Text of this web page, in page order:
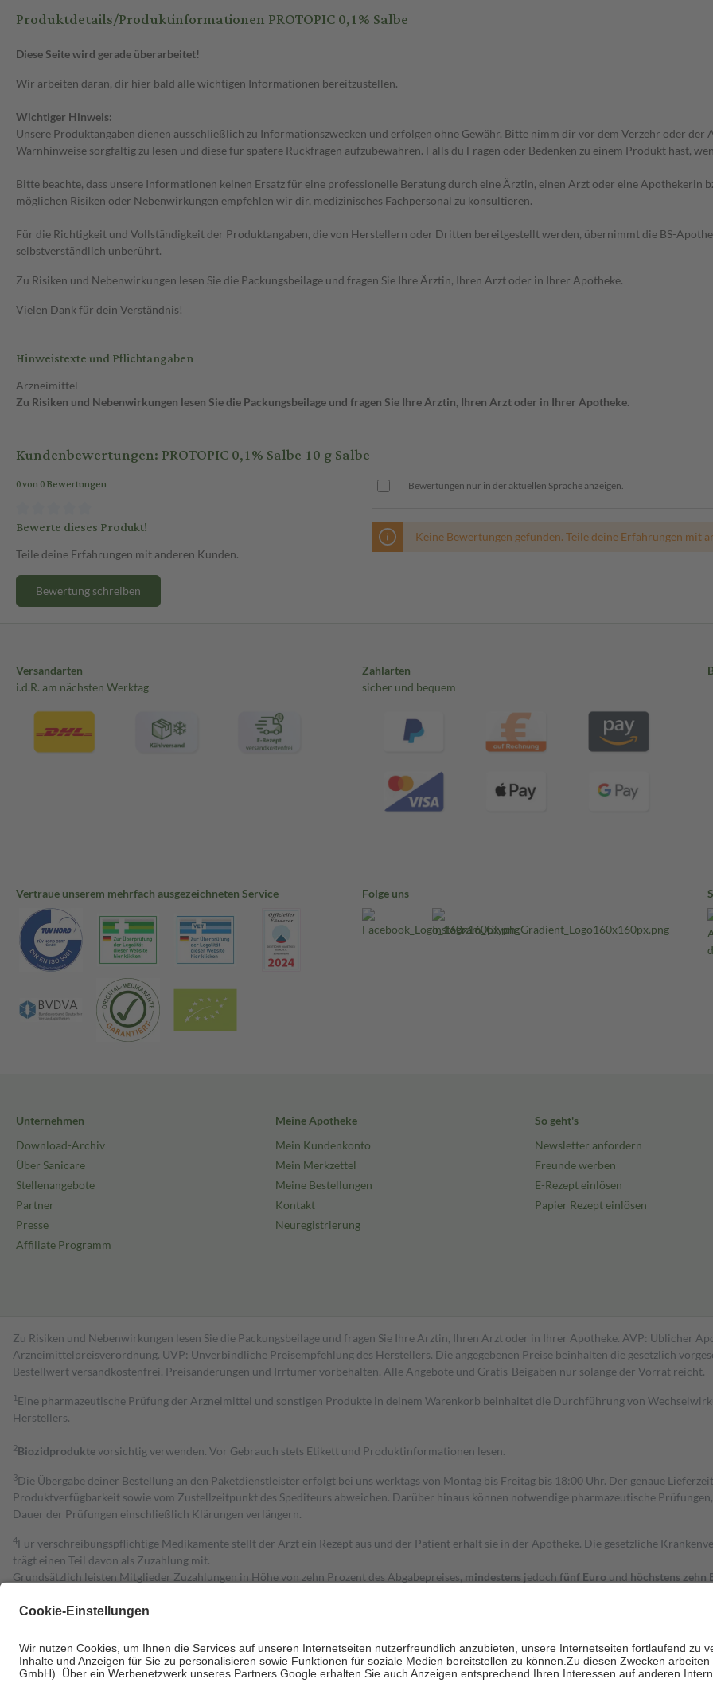
Produktdetails/Produktinformationen PROTOPIC 0,1% Salbe
Diese Seite wird gerade überarbeitet!
Wir arbeiten daran, dir hier bald alle wichtigen Informationen bereitzustellen.
Wichtiger Hinweis:
Unsere Produktangaben dienen ausschließlich zu Informationszwecken und erfolgen ohne Gewähr. Bitte nimm dir vor dem Verzehr oder
Warnhinweise sorgfältig zu lesen und diese für spätere Rückfragen aufzubewahren. Falls du Fragen oder Bedenken zu einem Produkt hast,
Bitte beachte, dass unsere Informationen keinen Ersatz für eine professionelle Beratung durch eine Ärztin, einen Arzt oder eine Apothekerin
möglichen Risiken oder Nebenwirkungen empfehlen wir dir, medizinisches Fachpersonal zu konsultieren.
Für die Richtigkeit und Vollständigkeit der Produktangaben, die von Herstellern oder Dritten bereitgestellt werden, übernimmt die BS-
selbstverständlich unberührt.
Zu Risiken und Nebenwirkungen lesen Sie die Packungsbeilage und fragen Sie Ihre Ärztin, Ihren Arzt oder in Ihrer Apotheke.
Vielen Dank für dein Verständnis!
Hinweistexte und Pflichtangaben
Arzneimittel
Zu Risiken und Nebenwirkungen lesen Sie die Packungsbeilage und fragen Sie Ihre Ärztin, Ihren Arzt oder in Ihrer Apotheke.
Kundenbewertungen: PROTOPIC 0,1% Salbe 10 g Salbe
0 von 0 Bewertungen
Bewerte dieses Produkt!
Teile deine Erfahrungen mit anderen Kunden.
Bewertung schreiben
Bewertungen nur in der aktuellen Sprache anzeigen.
Keine Bewertungen gefunden. Teile deine Erfahrungen mit
Versandarten
i.d.R. am nächsten Werktag
Zahlarten
sicher und bequem
Vertraue unserem mehrfach ausgezeichneten Service Folge uns
Unternehmen
Download-Archiv
Über Sanicare
Stellenangebote
Partner
Presse
Affiliate Programm
Meine Apotheke
Mein Kundenkonto
Mein Merkzettel
Meine Bestellungen
Kontakt
Neuregistrierung
So geht's
Newsletter anfordern
Freunde werben
E-Rezept einlösen
Papier Rezept einlösen
Zu Risiken und Nebenwirkungen lesen Sie die Packungsbeilage und fragen Sie Ihre Ärztin, Ihren Arzt oder in Ihrer Apotheke. AVP: Üblicher
Arzneimittelpreisverordnung. UVP: Unverbindliche Preisempfehlung des Herstellers. Die angegebenen Preise beinhalten die gesetzlich
Bestell­wert versand­kosten­frei. Preisänderungen und Irrtümer vorbehalten. Alle Angebote und Gratis-Beigaben nur solange der Vorrat reicht.
1 Eine pharmazeutische Prüfung der Arzneimittel und sonstigen Produkte in deinem Warenkorb beinhaltet die Durchführung von
Herstellers.
2Biozidproduktevorsichtig verwenden. Vor Gebrauch stets Etikett und Produktinformationen lesen.
3Die Übergabe deiner Bestellung an den Paketdienstleister erfolgt bei uns werktags von Montag bis Freitag bis 18:00 Uhr. Der genaue
Produktverfügbarkeit sowie vom Zustellzeitpunkt des Spediteurs abweichen. Darüber hinaus können notwendige pharmazeutische
Dauer der Prüfungen einschließlich Klärungen verlängern.
4Für verschreibungspflichtige Medikamente stellt der Arzt ein Rezept aus und der Patient erhält sie in der Apotheke. Die gesetzliche
trägt einen Teil davon als Zuzahlung mit.
Grundsätzlich leisten Mitglieder Zuzahlungen in Höhe von zehn Prozent des Abgabepreises, mindestens jedoch fünf Euro und höchstens zehn
Diese Regeln gelten grundsätzlich auch für Online-Apotheken.
Um das Engagement der Versicherten für ihre eigene Gesundheit zu stärken und die besondere Stellung der Familie zu unterstützen, fallen
• Kindern und Jugendlichen bis zum vollendeten 18. Lebensjahr mit Ausnahme der Fahrkosten
• Untersuchungen zur Vorsorge und Früherkennung, die von der GKV getragen werden